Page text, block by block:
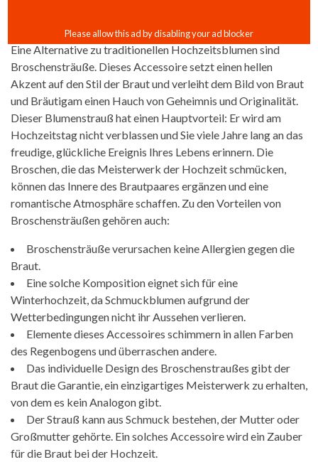
Eine Alternative zu traditionellen Hochzeitsblumen sind
Broschensträuße. Dieses Accessoire setzt einen hellen
Akzent auf den Stil der Braut und verleiht dem Bild von Braut
und Bräutigam einen Hauch von Geheimnis und Originalität.
Dieser Blumenstrauß hat einen Hauptvorteil: Er wird am
Hochzeitstag nicht verblassen und Sie viele Jahre lang an das
freudige, glückliche Ereignis Ihres Lebens erinnern. Die
Broschen, die das Meisterwerk der Hochzeit schmücken,
können das Innere des Brautpaares ergänzen und eine
romantische Atmosphäre schaffen. Zu den Vorteilen von
Broschensträußen gehören auch:
Broschensträuße verursachen keine Allergien gegen die
Braut.
Eine solche Komposition eignet sich für eine
Winterhochzeit, da Schmuckblumen aufgrund der
Wetterbedingungen nicht ihr Aussehen verlieren.
Elemente dieses Accessoires schimmern in allen Farben
des Regenbogens und überraschen andere.
Das individuelle Design des Broschenstraußes gibt der
Braut die Garantie, ein einzigartiges Meisterwerk zu erhalten,
von dem es kein Analogon gibt.
Der Strauß kann aus Schmuck bestehen, der Mutter oder
Großmutter gehörte. Ein solches Accessoire wird ein Zauber
für die Braut bei der Hochzeit.